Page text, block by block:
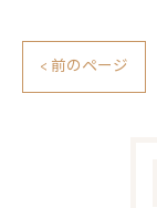
< 前のページ